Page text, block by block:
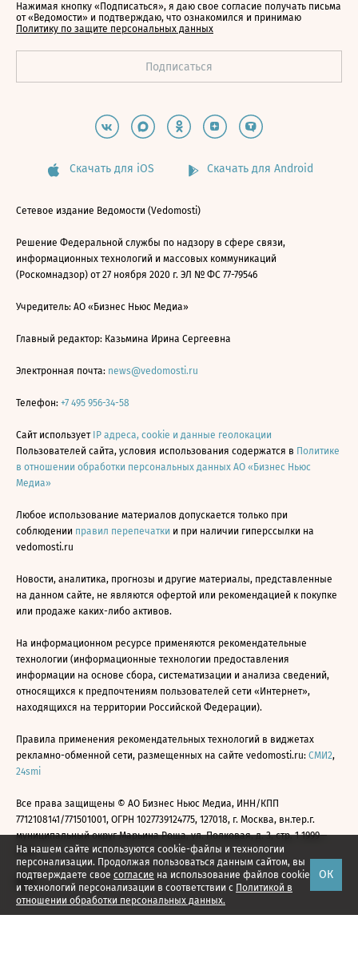
На нашем сайте используются cookie-файлы и технологии
персонализации. Продолжая пользоваться данным сайтом, вы
подтверждаете свое согласие на использование файлов cookie
и технологий персонализации в соответствии с Политикой в
отношении обработки персональных данных.
ОК
Нажимая кнопку «Подписаться», я даю свое согласие получать письма
от «Ведомости» и подтверждаю, что ознакомился и принимаю
Политику по защите персональных данных
Скачать для iOS Скачать для Android
Сетевое издание Ведомости (Vedomosti)
Решение Федеральной службы по надзору в сфере связи,
информационных технологий и массовых коммуникаций
(Роскомнадзор) от 27 ноября 2020 г. ЭЛ № ФС 77-79546
Учредитель: АО «Бизнес Ньюс Медиа»
Главный редактор: Казьмина Ирина Сергеевна
Электронная почта: news@vedomosti.ru
Телефон: +7 495 956-34-58
Сайт использует IP адреса, cookie и данные геолокации
Пользователей сайта, условия использования содержатся в Политике
в отношении обработки персональных данных АО «Бизнес Ньюс
Медиа»
Любое использование материалов допускается только при
соблюдении правил перепечатки и при наличии гиперссылки на
vedomosti.ru
Новости, аналитика, прогнозы и другие материалы, представленные
на данном сайте, не являются офертой или рекомендацией к покупке
или продаже каких-либо активов.
На информационном ресурсе применяются рекомендательные
технологии (информационные технологии предоставления
информации на основе сбора, систематизации и анализа сведений,
относящихся к предпочтениям пользователей сети «Интернет»,
находящихся на территории Российской Федерации).
Правила применения рекомендательных технологий в виджетах
рекламно-обменной сети, размещенных на сайте vedomosti.ru: СМИ2,
24smi
Все права защищены © АО Бизнес Ньюс Медиа, ИНН/КПП
7712108141/771501001, ОГРН 1027739124775, 127018, г. Москва, вн.тер.г.
муниципальный округ Марьина Роща, ул. Полковая, д. 3, стр. 1 1999—
2026